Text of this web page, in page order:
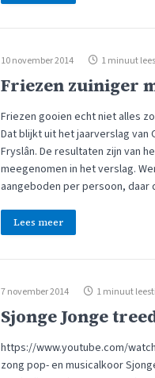
10 november 2014 1 minuut
Friezen zuiniger
Friezen gooien echt niet alles
Dat blijkt uit het jaarverslag van
Fryslân. De resultaten zijn van
meegenomen in het verslag.
aangeboden per persoon,
Lees meer
7 november 2014 1 minuut
Sjonge Jonge
https://www.youtube.com/
zong pop- en musicalkoor